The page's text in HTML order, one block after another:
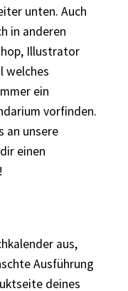
unten. Auch
in anderen
Illustrator
welches
ein
vorfinden.
an unsere
einen
aus,
Ausführung
deines